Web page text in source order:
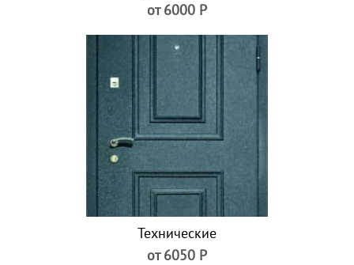
от 6000 Р
Технические
от 6050 Р